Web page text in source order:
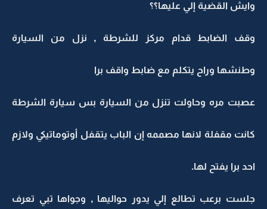
وايش القضية إلي عليها؟؟
وقف الضابط قدام مركز للشرطة , نزل من السيارة
وطنشها وراح يتكلم مع ضابط واقف برا
عصبت مره وحاولت تنزل من السيارة بس سيارة الشرطة
كانت مقفلة لانها مصممه إن الباب يتقفل أوتوماتيكي ولازم
احد برا يفتح لها.
جلست برعب تطالع إلي يدور حواليها , وجواها تبي تعرف